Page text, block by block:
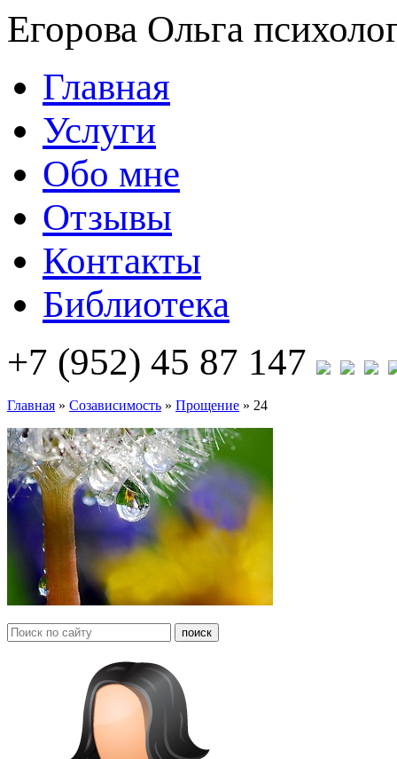
Егорова Ольга
Главная
Услуги
Обо мне
Отзывы
Контакты
Библиотека
+7 (952) 45 87 147
Главная » Созависимость » Прощение » 24